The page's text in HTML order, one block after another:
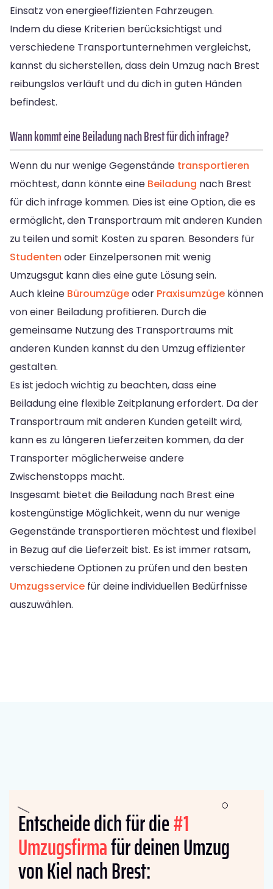
Einsatz von energieeffizienten Fahrzeugen.
Indem du diese Kriterien berücksichtigst und
verschiedene Transportunternehmen vergleichst,
kannst du sicherstellen, dass dein Umzug nach Brest
reibungslos verläuft und du dich in guten Händen
befindest.
Wann kommt eine Beiladung nach Brest für dich infrage?
Wenn du nur wenige Gegenstände transportieren
möchtest, dann könnte eine Beiladung nach Brest
für dich infrage kommen. Dies ist eine Option, die es
ermöglicht, den Transportraum mit anderen Kunden
zu teilen und somit Kosten zu sparen. Besonders für
Studenten oder Einzelpersonen mit wenig
Umzugsgut kann dies eine gute Lösung sein.
Auch kleine Büroumzügeoder Praxisumzüge können
von einer Beiladung profitieren. Durch die
gemeinsame Nutzung des Transportraums mit
anderen Kunden kannst du den Umzug effizienter
gestalten.
Es ist jedoch wichtig zu beachten, dass eine
Beiladung eine flexible Zeitplanung erfordert. Da der
Transportraum mit anderen Kunden geteilt wird,
kann es zu längeren Lieferzeiten kommen, da der
Transporter möglicherweise andere
Zwischenstopps macht.
Insgesamt bietet die Beiladung nach Brest eine
kostengünstige Möglichkeit, wenn du nur wenige
Gegenstände transportieren möchtest und flexibel
in Bezug auf die Lieferzeit bist. Es ist immer ratsam,
verschiedene Optionen zu prüfen und den besten
Umzugsservice für deine individuellen Bedürfnisse
auszuwählen.
Entscheide dich für die#1
Umzugsfirmafür deinen Umzug
von Kiel nach Brest: